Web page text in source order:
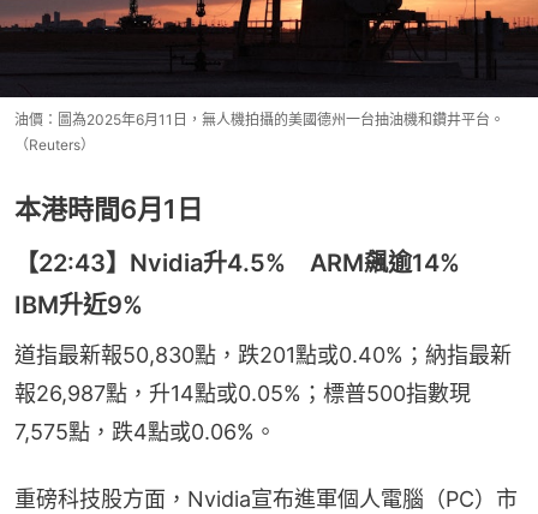
油價：圖為2025年6月11日，無人機拍攝的美國德州一台抽油機和鑽井平台。
（Reuters）
本港時間6月1日
【22:43】Nvidia升4.5% ARM飆逾14%
IBM升近9%
道指最新報50,830點，跌201點或0.40%；納指最新
報26,987點，升14點或0.05%；標普500指數現
7,575點，跌4點或0.06%。
重磅科技股方面，Nvidia宣布進軍個人電腦（PC）市